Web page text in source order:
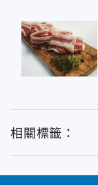
相關標籤：